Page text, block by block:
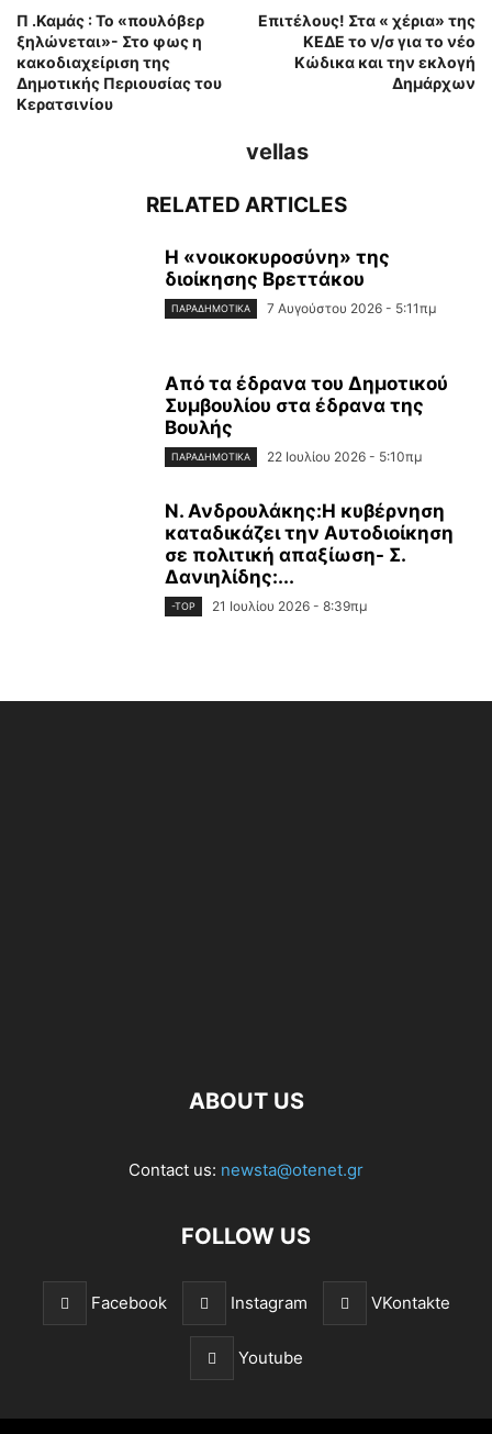
Π .Καμάς : Το «πουλόβερ
ξηλώνεται»- Στο φως η
κακοδιαχείριση της
Δημοτικής Περιουσίας του
Κερατσινίου
Επιτέλους! Στα « χέρια» της
ΚΕΔΕ το ν/σ για το νέο
Κώδικα και την εκλογή
Δημάρχων
vellas
RELATED ARTICLES
Η «νοικοκυροσύνη» της
διοίκησης Βρεττάκου
ΠΑΡΑΔΗΜΟΤΙΚΆ 7 Αυγούστου 2026 - 5:11πμ
Από τα έδρανα του Δημοτικού
Συμβουλίου στα έδρανα της
Βουλής
ΠΑΡΑΔΗΜΟΤΙΚΆ 22 Ιουλίου 2026 - 5:10πμ
Ν. Ανδρουλάκης:Η κυβέρνηση
καταδικάζει την Αυτοδιοίκηση
σε πολιτική απαξίωση- Σ.
Δανιηλίδης:...
-TOP 21 Ιουλίου 2026 - 8:39πμ
ABOUT US
Contact us: newsta@otenet.gr
FOLLOW US
Facebook Instagram VKontakte
Youtube